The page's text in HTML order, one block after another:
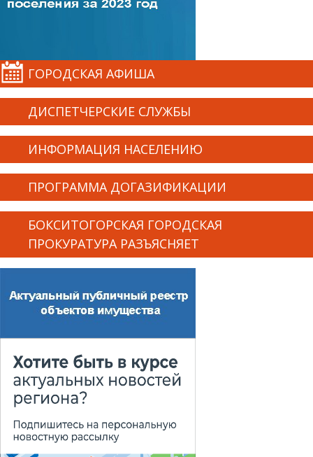
ГОРОДСКАЯ АФИША
ДИСПЕТЧЕРСКИЕ СЛУЖБЫ
ИНФОРМАЦИЯ НАСЕЛЕНИЮ
ПРОГРАММА ДОГАЗИФИКАЦИИ
БОКСИТОГОРСКАЯ ГОРОДСКАЯ
ПРОКУРАТУРА РАЗЪЯСНЯЕТ